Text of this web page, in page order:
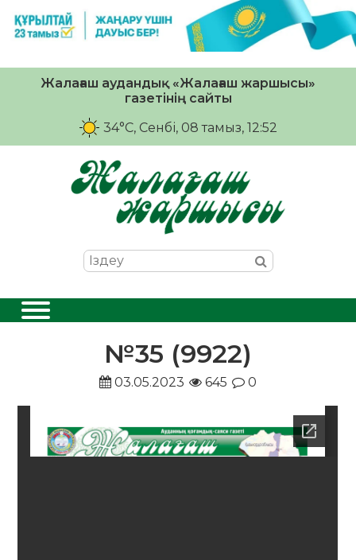
Жалағаш аудандық «Жалағаш жаршысы»
газетінің сайты
34°C, Сенбі, 08 тамыз, 12:52
№35 (9922)
03.05.2023 645 0